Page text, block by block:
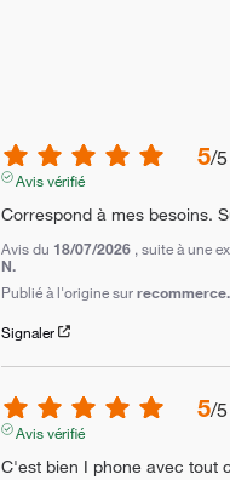
5/5
Avis vérifié
Correspond à mes besoins.
Avis du 18/07/2026 , suite à une
N.
Publié à l'origine sur
Signaler
5/5
Avis vérifié
C'est bien I phone avec tout